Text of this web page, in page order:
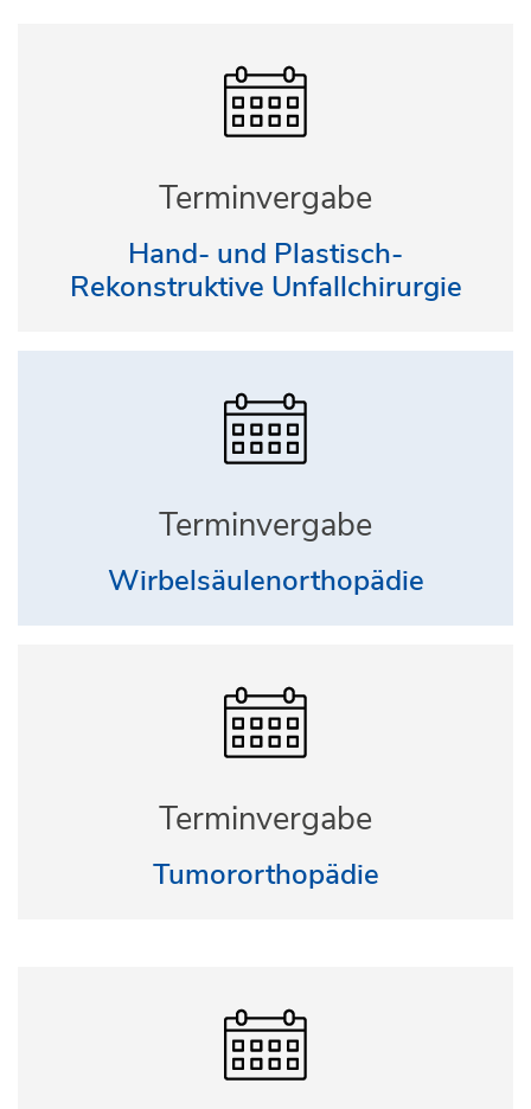
Terminvergabe
Hand- und Plastisch-
Rekonstruktive Unfallchirurgie
Terminvergabe
Wirbelsäulenorthopädie
Terminvergabe
Tumororthopädie